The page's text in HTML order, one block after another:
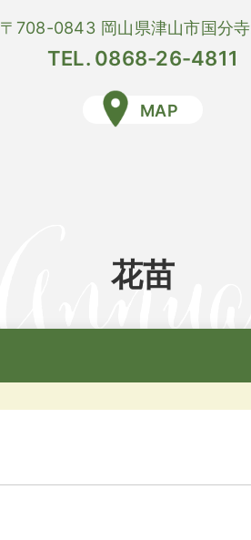
〒708-0843 岡山県津山市国分
TEL. 0868-26-4811
MAP
花苗